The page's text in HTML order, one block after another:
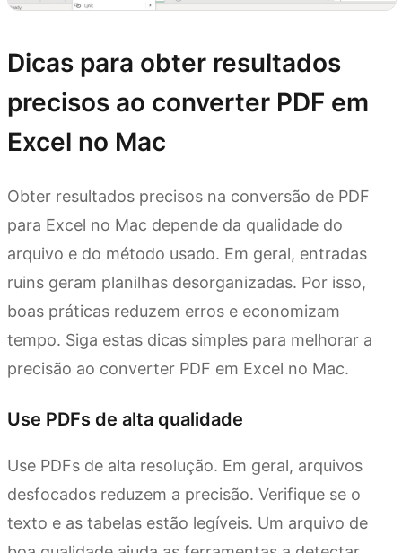
Dicas para obter resultados
precisos ao converter PDF em
Excel no Mac
Obter resultados precisos na conversão de PDF
para Excel no Mac depende da qualidade do
arquivo e do método usado. Em geral, entradas
ruins geram planilhas desorganizadas. Por isso,
boas práticas reduzem erros e economizam
tempo. Siga estas dicas simples para melhorar a
precisão ao converter PDF em Excel no Mac.
Use PDFs de alta qualidade
Use PDFs de alta resolução. Em geral, arquivos
desfocados reduzem a precisão. Verifique se o
texto e as tabelas estão legíveis. Um arquivo de